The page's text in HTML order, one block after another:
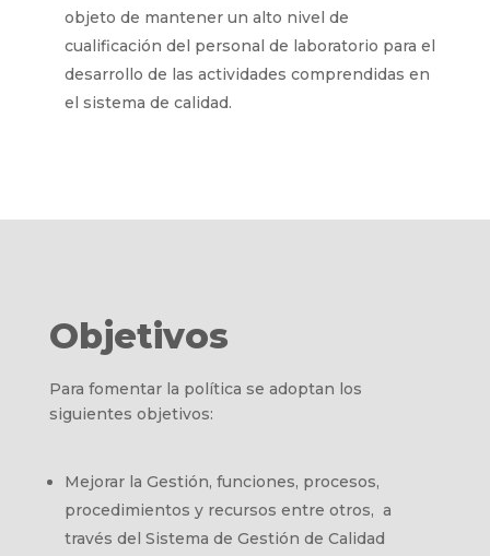
objeto de mantener un alto nivel de
cualificación del personal de laboratorio para el
desarrollo de las actividades comprendidas en
el sistema de calidad.
Objetivos
Para fomentar la política se adoptan los
siguientes objetivos:
Mejorar la Gestión, funciones, procesos,
procedimientos y recursos entre otros, a
través del Sistema de Gestión de Calidad